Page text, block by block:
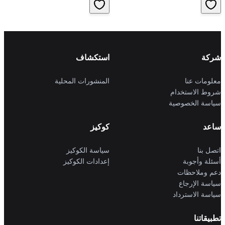
شركة
معلومات عنا
شروط الاستخدام
سياسة الخصوصية
استكشاف
المنشورات المحلية
ساعد
اتصل بنا
أسئلة وأجوبة
دعم وملاحظات
سياسة الإرجاع
سياسة الاسترداد
كوكيز
سياسة الكوكيز
إعدادات الكوكيز
تطبيقاتنا